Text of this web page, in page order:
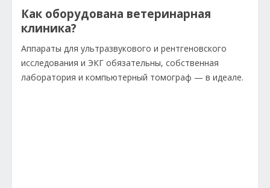
Как оборудована ветеринарная
клиника?
Аппараты для ультразвукового и рентгеновского
исследования и ЭКГ обязательны, собственная
лаборатория и компьютерный томограф — в идеале.